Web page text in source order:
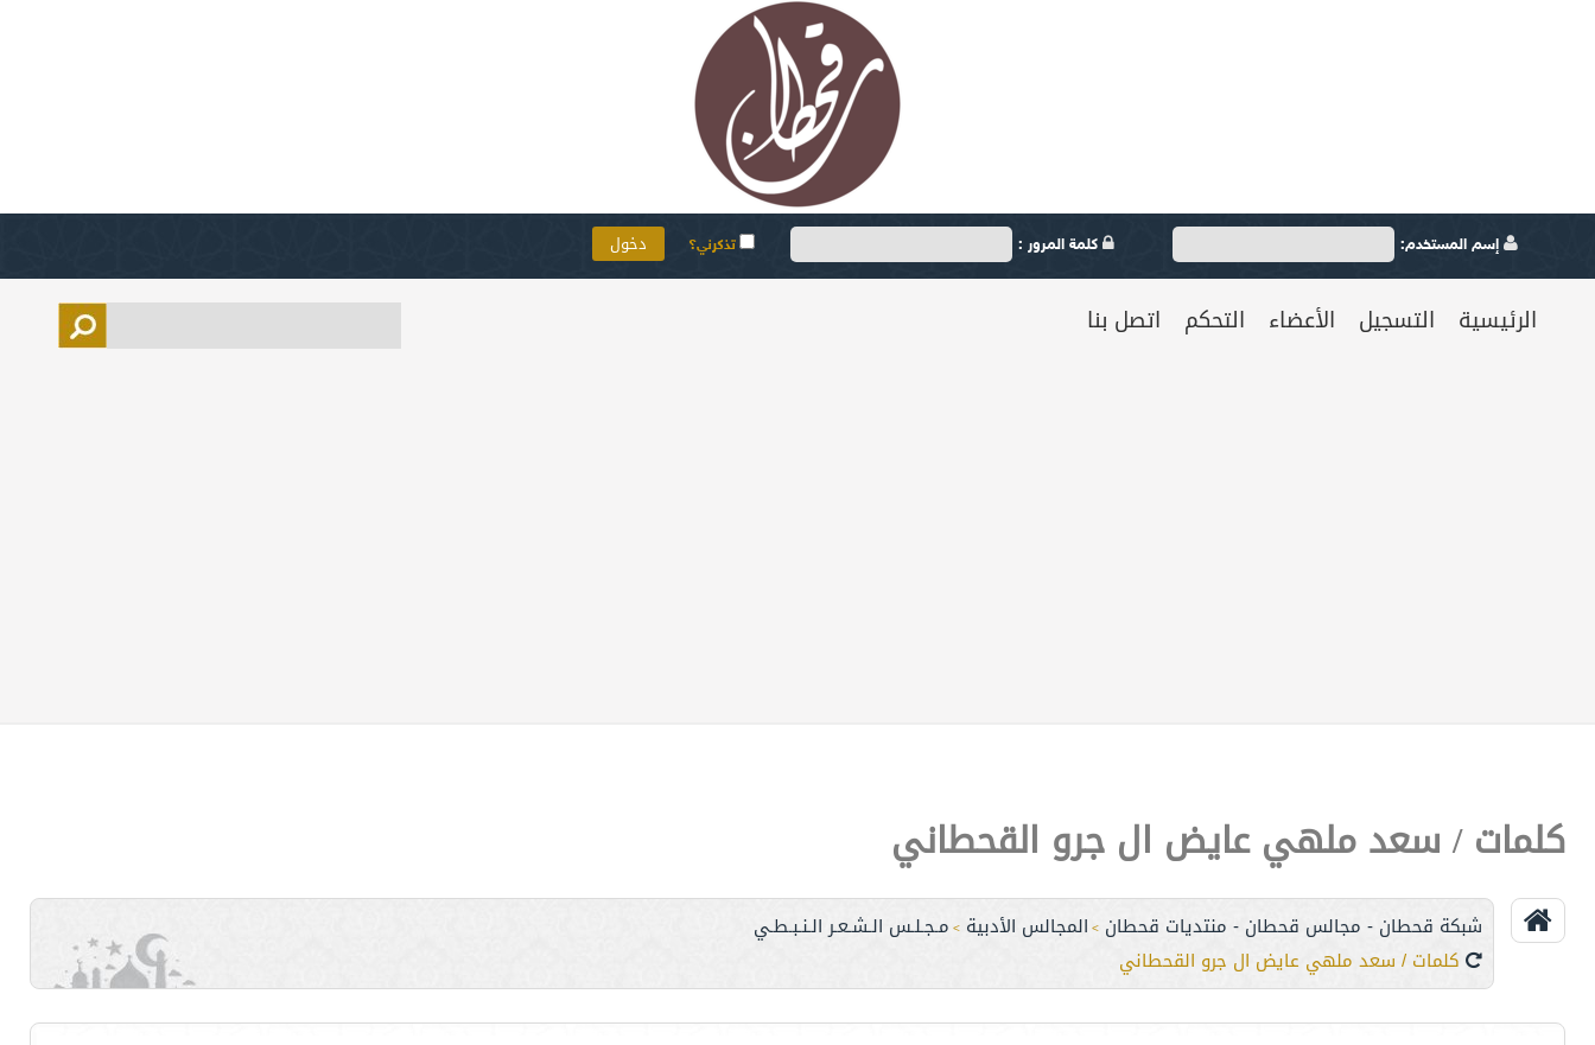
إسم المستخدم: كلمة المرور : تذكرني؟
الرئيسية التسجيل الأعضاء التحكم اتصل بنا
كلمات / سعد ملهي عايض ال جرو القحطاني
شبكة قحطان - مجالس قحطان - منتديات قحطان > المجالس الأدبية > مـجـلـس الـشـعـر الـنـبـطـي
كلمات / سعد ملهي عايض ال جرو القحطاني